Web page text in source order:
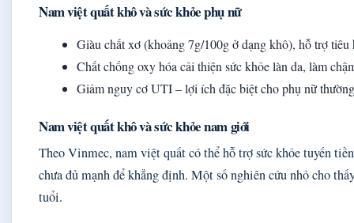
Nam việt quất khô và sức khỏe phụ nữ
Giàu chất xơ (khoảng 7g/100g ở dạng khô), hỗ trợ tiêu
Chất chống oxy hóa cải thiện sức khỏe làn da, làm
Giảm nguy cơ UTI – lợi ích đặc biệt cho phụ nữ
Nam việt quất khô và sức khỏe nam giới
Theo Vinmec, nam việt quất có thể hỗ trợ sức khỏe tuyến
chưa đủ mạnh để khẳng định. Một số nghiên cứu nhỏ cho
tuổi.